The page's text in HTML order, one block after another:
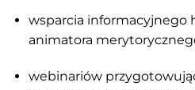
wsparcia informacyjnego
animatora
webinariów